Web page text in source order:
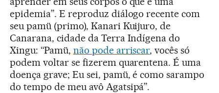
epidemia”. E reproduz diálogo recente com
seu pamü (primo), Kanari Kuijuro, de
Canarana, cidade da Terra Indígena do
Xingu: “Pamü, não pode arriscar, vocês só
podem voltar se fizerem quarentena. É uma
doença grave; Eu sei, pamü, é como sarampo
do tempo de meu avô Agatsipá”.